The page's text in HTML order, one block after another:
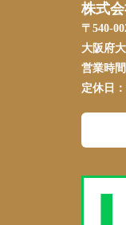
株式
〒540-
大阪府
営業時間
定休日：